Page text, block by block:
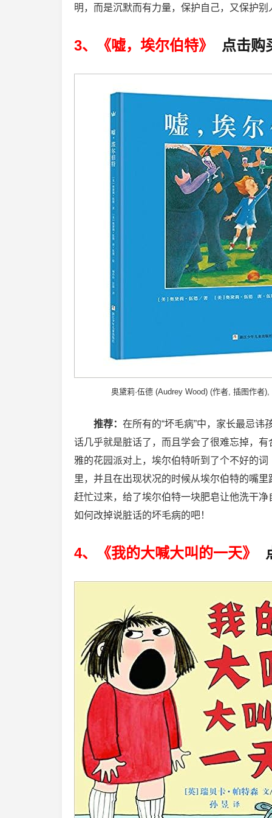
明，而是沉默而有力量，保护自己，又保护别
3、《嘘，埃尔伯特》 点击购
奥黛莉·伍德 (Audrey Wood) (作者, 插图作者
推荐： 在所有的“坏毛病”中，家长最忌讳
话几乎就是脏话了，而且学会了很难忘掉，
雅的花园派对上，埃尔伯特听到了个不好的词
里，并且在出现状况的时候从埃尔伯特的嘴
赶忙过来，给了埃尔伯特一块肥皂让他洗干
如何改掉说脏话的坏毛病的吧！
4、《我的大喊大叫的一天》